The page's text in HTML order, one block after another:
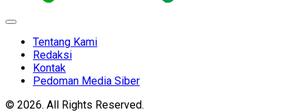
Expand
Tentang Kami
Redaksi
Kontak
Pedoman Media Siber
© 2026. All Rights Reserved.